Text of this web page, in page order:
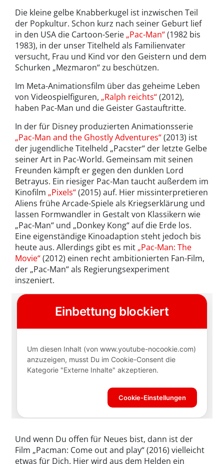
Die kleine gelbe Knabberkugel ist inzwischen Teil
der Popkultur. Schon kurz nach seiner Geburt lief
in den USA die Cartoon-Serie „Pac-Man“(1982 bis
1983), in der unser Titelheld als Familienvater
versucht, Frau und Kind vor den Geistern und dem
Schurken „Mezmaron“ zu beschützen.
Im Meta-Animationsfilm über das geheime Leben
von Videospielfiguren, „Ralph reichts“(2012),
haben Pac-Man und die Geister Gastauftritte.
In der für Disney produzierten Animationsserie
„Pac-Man and the Ghostly Adventures“(2013) ist
der jugendliche Titelheld „Pacster“ der letzte Gelbe
seiner Art in Pac-World. Gemeinsam mit seinen
Freunden kämpft er gegen den dunklen Lord
Betrayus. Ein riesiger Pac-Man taucht außerdem im
Kinofilm „Pixels“(2015) auf. Hier missinterpretieren
Aliens frühe Arcade-Spiele als Kriegserklärung und
lassen Formwandler in Gestalt von Klassikern wie
„Pac-Man“ und „Donkey Kong“ auf die Erde los.
Eine eigenständige Kinoadaption steht jedoch bis
heute aus. Allerdings gibt es mit „Pac-Man: The
Movie“(2012) einen recht ambitionierten Fan-Film,
der „Pac-Man“ als Regierungsexperiment
inszeniert.
Und wenn Du offen für Neues bist, dann ist der
Film „Pacman: Come out and play“ (2016) vielleicht
etwas für Dich. Hier wird aus dem Helden ein